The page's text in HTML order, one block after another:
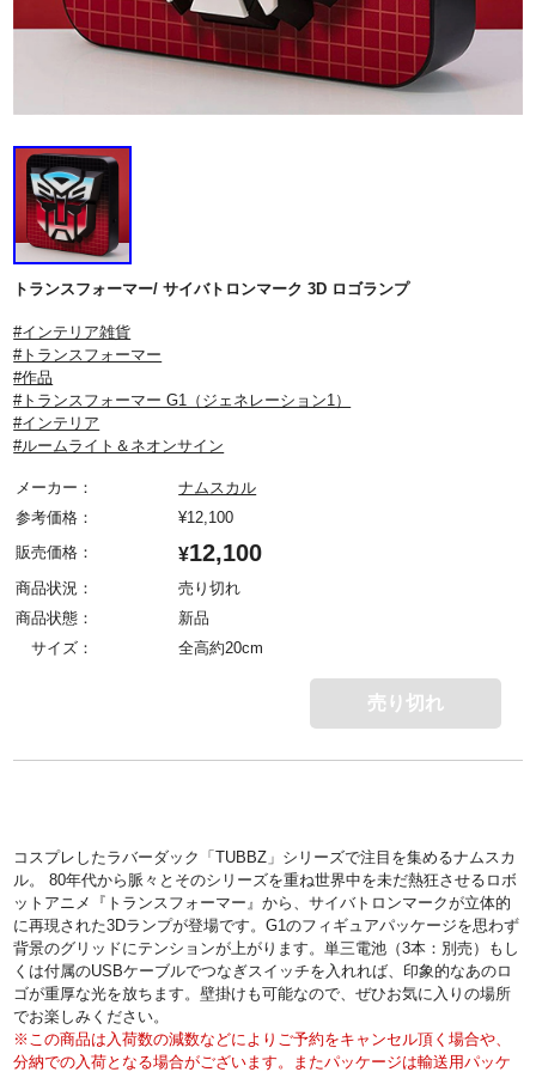
トランスフォーマー/ サイバトロンマーク 3D ロゴランプ
#インテリア雑貨
#トランスフォーマー
#作品
#トランスフォーマー G1（ジェネレーション1）
#インテリア
#ルームライト＆ネオンサイン
メーカー：
ナムスカル
参考価格：
¥12,100
販売価格：
¥12,100
商品状況：
売り切れ
商品状態：
新品
サイズ：
全高約20cm
売り切れ
コスプレしたラバーダック「TUBBZ」シリーズで注目を集めるナムスカ
ル。 80年代から脈々とそのシリーズを重ね世界中を未だ熱狂させるロボ
ットアニメ『トランスフォーマー』から、サイバトロンマークが立体的
に再現された3Dランプが登場です。G1のフィギュアパッケージを思わず
背景のグリッドにテンションが上がります。単三電池（3本：別売）もし
くは付属のUSBケーブルでつなぎスイッチを入れれば、印象的なあのロ
ゴが重厚な光を放ちます。壁掛けも可能なので、ぜひお気に入りの場所
でお楽しみください。
※この商品は入荷数の減数などによりご予約をキャンセル頂く場合や、
分納での入荷となる場合がございます。またパッケージは輸送用パッケ